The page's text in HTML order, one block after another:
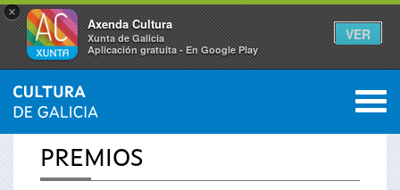
×
Axenda Cultura
Xunta de Galicia
Aplicación gratuíta - En Google Play
VER
Se
encuentra
INICIO 0
PREMIOS